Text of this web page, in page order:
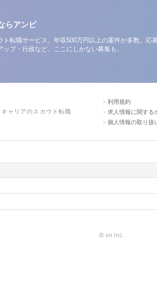
らアンビ
転職サービス。年収500万円以上の案件が多数。
プ・行政など、ここにしかない募集も。
キャリアのスカウト転職
利用規約
求人情報に関する
個人情報の取り扱
© en Inc.